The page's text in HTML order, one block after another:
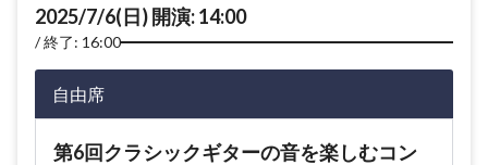
2025/7/6(日) 開演: 14:00
終了: 16:00
自由席
第6回クラシックギターの音を楽しむコン